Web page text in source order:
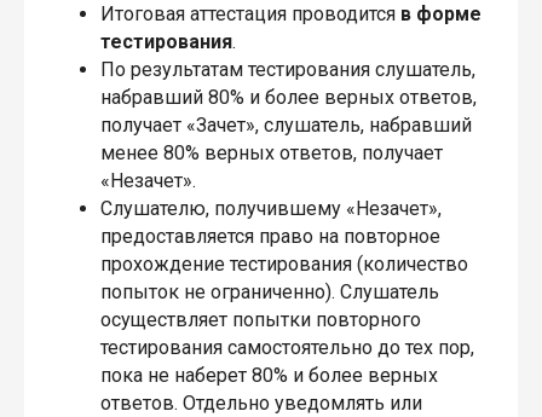
Итоговая аттестация проводится в форме
тестирования.
По результатам тестирования слушатель,
набравший 80% и более верных ответов,
получает «Зачет», слушатель, набравший
менее 80% верных ответов, получает
«Незачет».
Слушателю, получившему «Незачет»,
предоставляется право на повторное
прохождение тестирования (количество
попыток не ограниченно). Слушатель
осуществляет попытки повторного
тестирования самостоятельно до тех пор,
пока не наберет 80% и более верных
ответов. Отдельно уведомлять или